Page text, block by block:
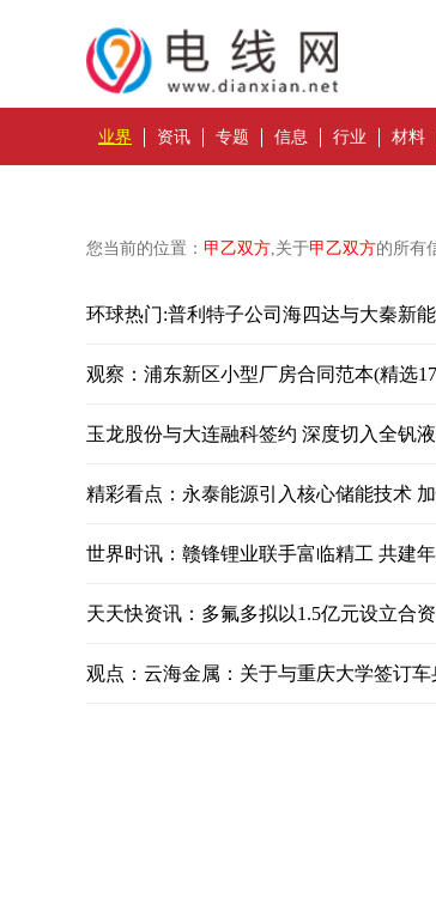
业界 资讯 专题 信息 行业 材料
您当前的位置： 甲乙双方,关于甲乙双方的所有
环球热门:普利特子公司海四达与大秦新
观察：浦东新区小型厂房合同范本(精选
玉龙股份与大连融科签约 深度切入全钒
精彩看点：永泰能源引入核心储能技术
世界时讯：赣锋锂业联手富临精工 共建
天天快资讯：多氟多拟以1.5亿元设立合